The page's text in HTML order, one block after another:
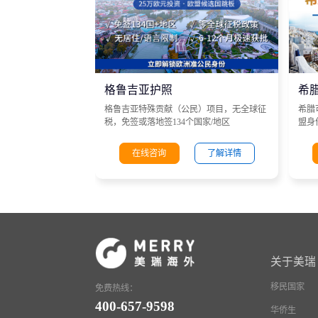
格鲁吉亚护照
格鲁吉亚特殊贡献（公民）项目，无全球征
税，免签或落地签134个国家/地区
在线咨询 了解详情
希
希腊
盟身
免费热线：
400-657-9598
关于美瑞
移民国家
华侨生